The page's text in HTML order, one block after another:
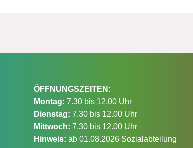
ÖFFNUNGSZEITEN:
Montag: 7.30 bis 12.00 Uhr
Dienstag: 7.30 bis 12.00 Uhr
Mittwoch: 7.30 bis 12.00 Uhr
Hinweis: ab 01.08.2026 Sozialabteilung